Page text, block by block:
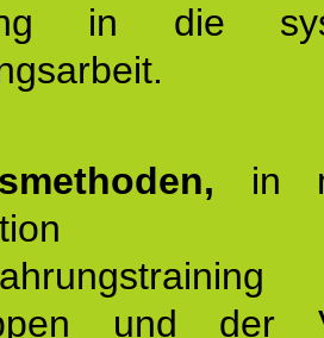
in die
in
und der